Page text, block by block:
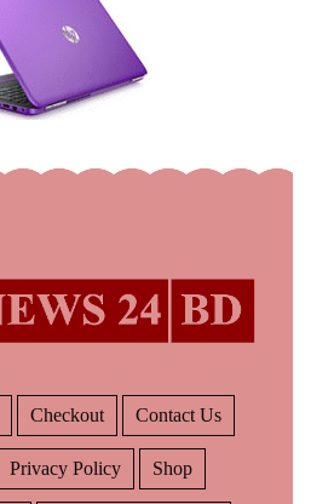
Checkout Contact Us
Privacy Policy Shop